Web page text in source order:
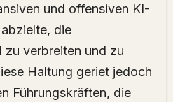
und offensiven KI-
die
zu verbreiten und zu
Haltung geriet jedoch
Führungskräften, die